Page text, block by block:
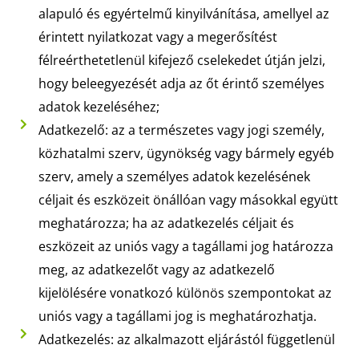
alapuló és egyértelmű kinyilvánítása, amellyel az
érintett nyilatkozat vagy a megerősítést
félreérthetetlenül kifejező cselekedet útján jelzi,
hogy beleegyezését adja az őt érintő személyes
adatok kezeléséhez;
Adatkezelő: az a természetes vagy jogi személy,
közhatalmi szerv, ügynökség vagy bármely egyéb
szerv, amely a személyes adatok kezelésének
céljait és eszközeit önállóan vagy másokkal együtt
meghatározza; ha az adatkezelés céljait és
eszközeit az uniós vagy a tagállami jog határozza
meg, az adatkezelőt vagy az adatkezelő
kijelölésére vonatkozó különös szempontokat az
uniós vagy a tagállami jog is meghatározhatja.
Adatkezelés: az alkalmazott eljárástól függetlenül